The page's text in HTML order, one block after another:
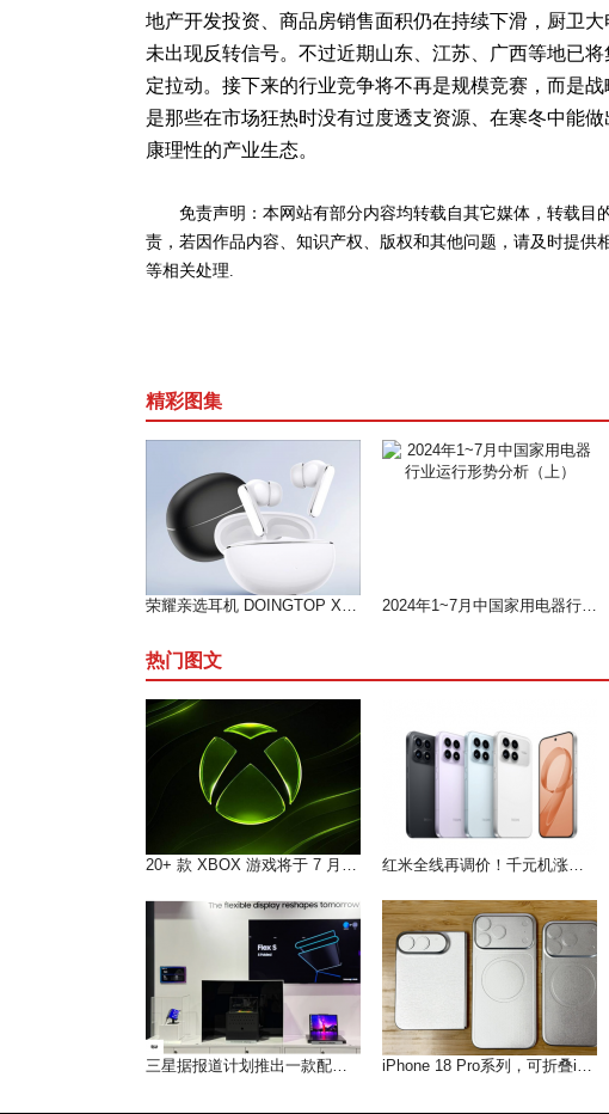
地产开发投资、商品房销售面积仍在持续下滑，厨卫
未出现反转信号。不过近期山东、江苏、广西等地已
定拉动。接下来的行业竞争将不再是规模竞赛，而是
是那些在市场狂热时没有过度透支资源、在寒冬中能
康理性的产业生态。
免责声明：本网站有部分内容均转载自其它媒体，转载目
责，若因作品内容、知识产权、版权和其他问题，请及时提
等相关处理.
精彩图集
荣耀亲选耳机 DOINGTOP X8i 开售，开启高性价比音频新体验 2024年1~7月中国家用电器行业运行形势分析（上）
热门图文
20+ 款 XBOX 游戏将于 7 月 6 日至 10 日之间推出 红米全线再调价！千元机涨价 300 元，性价比红利彻底消退
三星据报道计划推出一款配备可卷曲屏幕的智能手机 iPhone 18 Pro系列，可折叠iPhone预计将于9月8日发布